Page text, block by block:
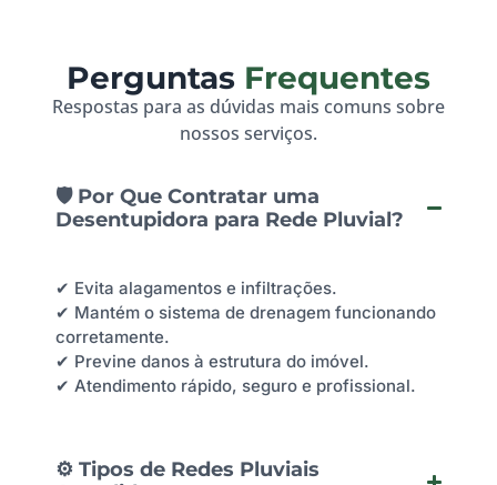
Perguntas Frequentes
Respostas para as dúvidas mais comuns sobre
nossos serviços.
🛡️ Por Que Contratar uma
Desentupidora para Rede Pluvial?
✔ Evita alagamentos e infiltrações.
✔ Mantém o sistema de drenagem funcionando
corretamente.
✔ Previne danos à estrutura do imóvel.
✔ Atendimento rápido, seguro e profissional.
⚙️ Tipos de Redes Pluviais